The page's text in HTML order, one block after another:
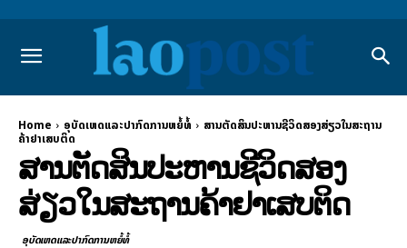
Home ອຸບັດເຫດແລະປາກົດການຫຍໍ້ທໍ້
ສານ​ຕັດ­ສິນ​ປະ­ຫານ​ຊີ­ວິດສອງ​ສ່ຽວ​ໃນ​ສະ­ຖານ​
ຄ້າ​ຢາ​ເສບ​ຕິດ
ສານ​ຕັດ­ສິນ​ປະ­ຫານ​ຊີ­ວິດສອງ​
ສ່ຽວ​ໃນ​ສະ­ຖານ​ຄ້າ​ຢາ​ເສບ​ຕິດ
ອຸບັດເຫດແລະປາກົດການຫຍໍ້ທໍ້